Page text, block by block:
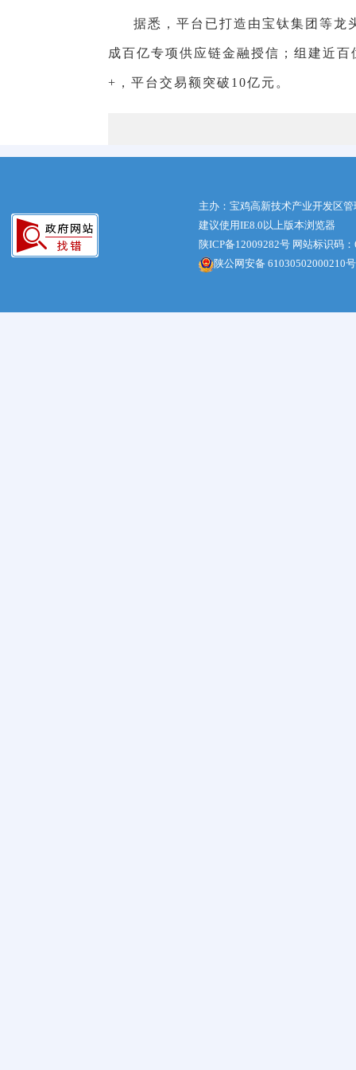
据悉，平台已打造由宝钛集团等龙
成百亿专项供应链金融授信；组建近
+，平台交易额突破10亿元。
主办：宝鸡高新技术产业开发区
建议使用IE8.0以上版本浏览器
陕ICP备12009282号 网站标识码
陕公网安备 61030502000210号